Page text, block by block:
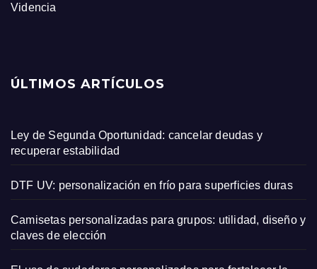
Videncia
ÚLTIMOS ARTÍCULOS
Ley de Segunda Oportunidad: cancelar deudas y
recuperar estabilidad
DTF UV: personalización en frío para superficies duras
Camisetas personalizadas para grupos: utilidad, diseño y
claves de elección